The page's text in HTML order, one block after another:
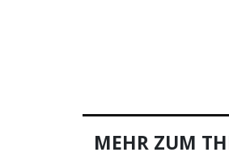
MEHR ZUM